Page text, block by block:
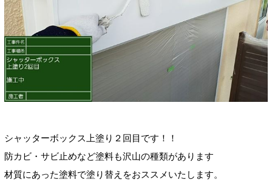
シャッターボックス上塗り２回目です！！
防カビ・サビ止めなど塗料も沢山の種類があります
材質にあった塗料で塗り替えをおススメいたします。